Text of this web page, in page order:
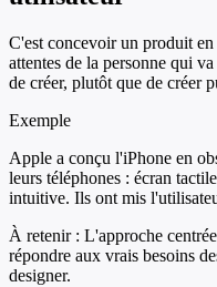
C'est concevoir un produit
attentes de la personne qui
de créer, plutôt que de créer
Exemple
Apple a conçu l'iPhone en
leurs téléphones : écran
intuitive. Ils ont mis
À retenir : L'approche
répondre aux vrais besoins
designer.